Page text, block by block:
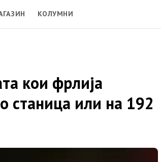
КОЛУМНИ
кои фрлија
станица или на 192